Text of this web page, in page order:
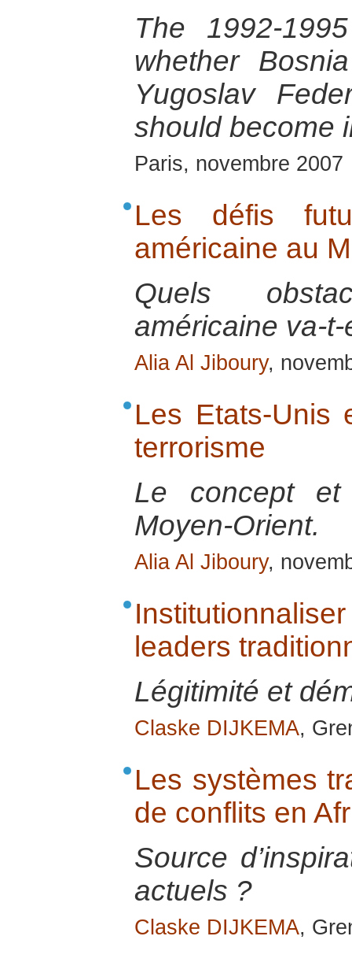
The 1992-
whether
Yugoslav
should become
Paris, novembre 2007
Les défis
américaine au
Quels
américaine va-
Alia Al Jiboury,
Les Etats-Unis
terrorisme
Le concept
Moyen-Orient.
Alia Al Jiboury,
leaders
Légitimité et
Claske DIJKEMA,
Les systèmes
de conflits en
Source
actuels ?
Claske DIJKEMA,